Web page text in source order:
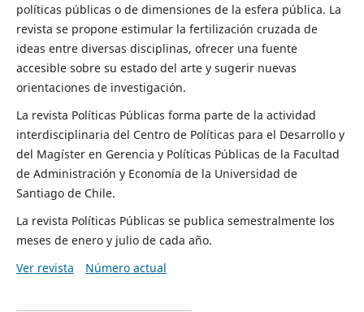
políticas públicas o de dimensiones de la esfera pública. La
revista se propone estimular la fertilización cruzada de
ideas entre diversas disciplinas, ofrecer una fuente
accesible sobre su estado del arte y sugerir nuevas
orientaciones de investigación.
La revista Políticas Públicas forma parte de la actividad
interdisciplinaria del Centro de Políticas para el Desarrollo y
del Magíster en Gerencia y Políticas Públicas de la Facultad
de Administración y Economía de la Universidad de
Santiago de Chile.
La revista Políticas Públicas se publica semestralmente los
meses de enero y julio de cada año.
Ver revista
Número actual